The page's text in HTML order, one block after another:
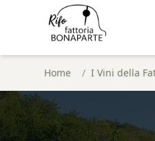
Home / I Vini della